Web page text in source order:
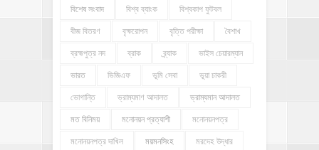
বিশেষ সংবাদ বিশ্ব ব্যাংক বিশ্বকাপ ফুটবল
বীজ বিতরণ বৃক্ষরোপন বৃত্তি পরীক্ষা বৈশাখ
ব্রহ্মপুত্র নদ ব্রাক ব্র্যাক ভাইস চেয়ারম্যান
ভারত ভিজিএফ ভূমি সেবা ভূয়া চাকরী
ভোগান্তি ভ্রাম্যমাণ আদালত ভ্রাম্যমান আদালত
মত বিনিময় মনোনয়ন প্রত্যাশী মনোনয়নপত্র
মনোনয়নপত্র দাখিল ময়মনসিংহ মরদেহ উদ্ধার